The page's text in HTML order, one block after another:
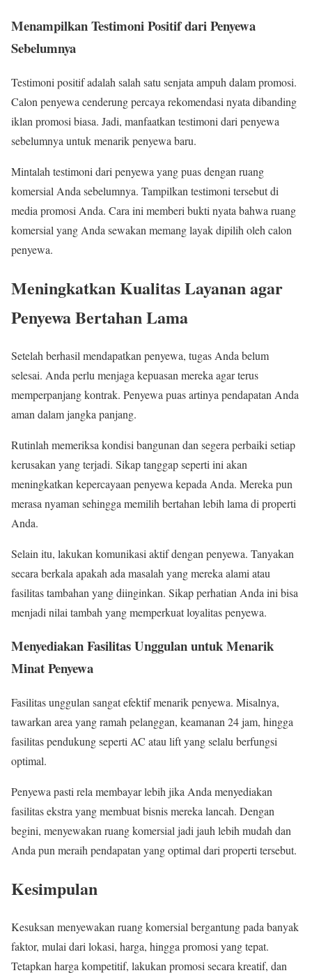
Menampilkan Testimoni Positif dari Penyewa
Sebelumnya
Testimoni positif adalah salah satu senjata ampuh dalam promosi.
Calon penyewa cenderung percaya rekomendasi nyata dibanding
iklan promosi biasa. Jadi, manfaatkan testimoni dari penyewa
sebelumnya untuk menarik penyewa baru.
Mintalah testimoni dari penyewa yang puas dengan ruang
komersial Anda sebelumnya. Tampilkan testimoni tersebut di
media promosi Anda. Cara ini memberi bukti nyata bahwa ruang
komersial yang Anda sewakan memang layak dipilih oleh calon
penyewa.
Meningkatkan Kualitas Layanan agar
Penyewa Bertahan Lama
Setelah berhasil mendapatkan penyewa, tugas Anda belum
selesai. Anda perlu menjaga kepuasan mereka agar terus
memperpanjang kontrak. Penyewa puas artinya pendapatan Anda
aman dalam jangka panjang.
Rutinlah memeriksa kondisi bangunan dan segera perbaiki setiap
kerusakan yang terjadi. Sikap tanggap seperti ini akan
meningkatkan kepercayaan penyewa kepada Anda. Mereka pun
merasa nyaman sehingga memilih bertahan lebih lama di properti
Anda.
Selain itu, lakukan komunikasi aktif dengan penyewa. Tanyakan
secara berkala apakah ada masalah yang mereka alami atau
fasilitas tambahan yang diinginkan. Sikap perhatian Anda ini bisa
menjadi nilai tambah yang memperkuat loyalitas penyewa.
Menyediakan Fasilitas Unggulan untuk Menarik
Minat Penyewa
Fasilitas unggulan sangat efektif menarik penyewa. Misalnya,
tawarkan area yang ramah pelanggan, keamanan 24 jam, hingga
fasilitas pendukung seperti AC atau lift yang selalu berfungsi
optimal.
Penyewa pasti rela membayar lebih jika Anda menyediakan
fasilitas ekstra yang membuat bisnis mereka lancah. Dengan
begini, menyewakan ruang komersial jadi jauh lebih mudah dan
Anda pun meraih pendapatan yang optimal dari properti tersebut.
Kesimpulan
Kesuksan menyewakan ruang komersial bergantung pada banyak
faktor, mulai dari lokasi, harga, hingga promosi yang tepat.
Tetapkan harga kompetitif, lakukan promosi secara kreatif, dan